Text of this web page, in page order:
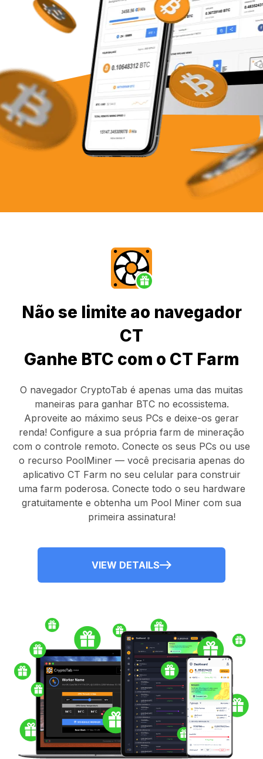
Não se limite ao navegador
CT
Ganhe BTC com o CT Farm
O navegador CryptoTab é apenas uma das muitas
maneiras para ganhar BTC no ecossistema.
Aproveite ao máximo seus PCs e deixe-os gerar
renda! Configure a sua própria farm de mineração
com o controle remoto. Conecte os seus PCs ou use
o recurso PoolMiner— você precisaria apenas do
aplicativo CT Farm no seu celular para construir
uma farm poderosa. Conecte todo o seu hardware
gratuitamente e obtenha um Pool Miner com sua
primeira assinatura!
VIEW DETAILS